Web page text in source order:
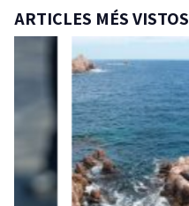
ARTICLES MÉS VISTOS